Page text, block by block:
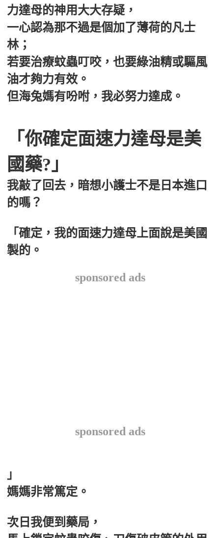
力達母的神用大大存疑，
一心認為那不過是個加了薄荷的凡士
林；
若要治療蚊蟲叮咬，也要綠油精或驅風
油才夠力有效。
但海兔媽有吩咐，我必努力達成。
「你確定面速力達母是美
國藥?」
我敲了回去，暗想小護士不是日本進口
的嗎？
「確定，我的面速力達母上面說是美國
製的。
sponsored ads
sponsored ads
」
媽媽非常篤定。
次日我便到藥局，